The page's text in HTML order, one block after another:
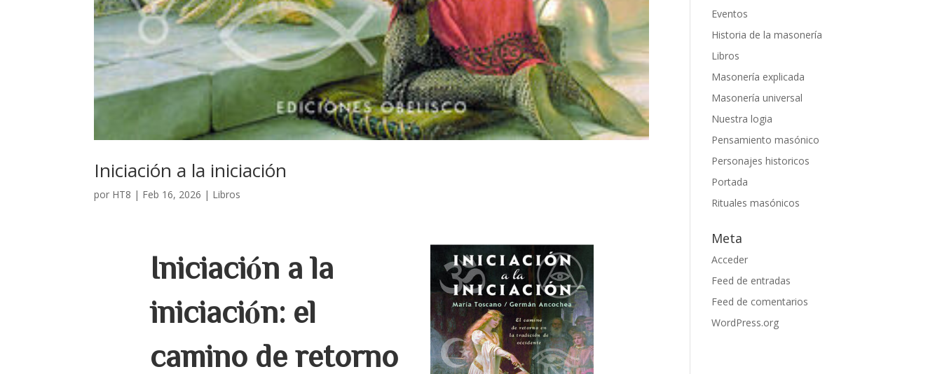
Iniciación a la iniciación
por HT8 | Feb 16, 2026 | Libros
Iniciación a la
iniciación: el
camino de retorno
Eventos
Historia de la masonería
Libros
Masonería explicada
Masonería universal
Nuestra logia
Pensamiento masónico
Personajes historicos
Portada
Rituales masónicos
Meta
Acceder
Feed de entradas
Feed de comentarios
WordPress.org